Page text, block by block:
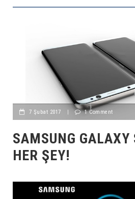
7 Şubat 2017 1 Comment
SAMSUNG
HER ŞEY!